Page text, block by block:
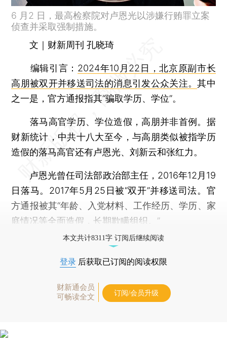
6 月2 日，最高检察院对卢恩光以涉嫌行贿罪立案
侦查并采取强制措施。
文｜财新周刊 孔晓琦
编辑引言 ： 2024年10月22日，北京原副市长
高朋被双开并移送司法的消息引发公众关注。其中
之一是，官方通报指其“骗取学历、学位”。
落马高官学历、学位造假，高朋并非首例。据
财新统计，中共十八大至今，与高朋类似被指学历
造假的落马高官还有卢恩光、刘新云和张红力。
卢恩光曾任司法部政治部主任，2016年12月19
日落马。2017年5月25日被“双开”并移送司法。官
方通报被其“年龄、入党材料、工作经历、学历、家
庭情况等全面造假，长期欺瞒组织。”
本文共计8311字 订阅后继续阅读
登录 后获取已订阅的阅读权限
财新通会员
可畅读全文
订阅/会员升级